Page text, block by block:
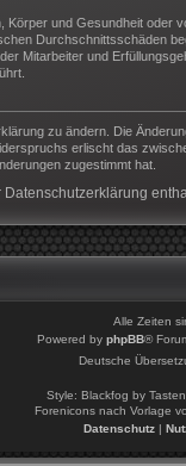
und Gesundheit
Durchschnittsschäden
Mitarbeiter und
zu ändern. Die
erlischt das
zugestimmt hat.
Alle Zeiten
Powered by phpBB®
Deutsche
Style: Blackfog by
Forenicons nach Vorlage
Datenschutz|